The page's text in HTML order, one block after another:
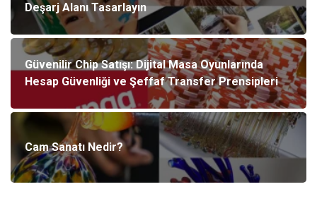
Deşarj Alanı Tasarlayın
Güvenilir Chip Satışı: Dijital Masa Oyunlarında
Hesap Güvenliği ve Şeffaf Transfer Prensipleri
Cam Sanatı Nedir?